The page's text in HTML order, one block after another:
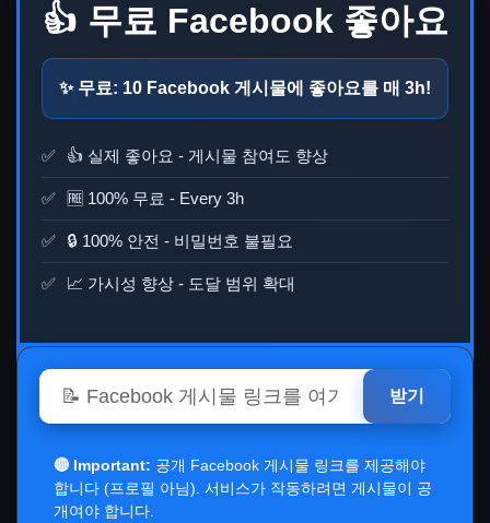
👍 무료 Facebook 좋아요
✨ 무료: 10 Facebook 게시물에 좋아요를 매 3h!
👍 실제 좋아요 - 게시물 참여도 향상
🆓 100% 무료 - Every 3h
🔒 100% 안전 - 비밀번호 불필요
📈 가시성 향상 - 도달 범위 확대
받기
🔴 Important: 공개 Facebook 게시물 링크를 제공해야
합니다 (프로필 아님). 서비스가 작동하려면 게시물이 공
개여야 합니다.